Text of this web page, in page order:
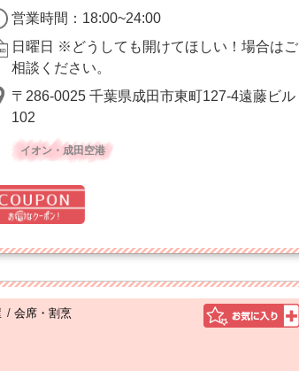
営業時間：18:00~24:00
日曜日 ※どうしても開けてほしい！場合はご
相談ください。
〒286-0025 千葉県成田市東町127-4遠藤ビル
102
イオン・成田空港
/ 会席・割烹